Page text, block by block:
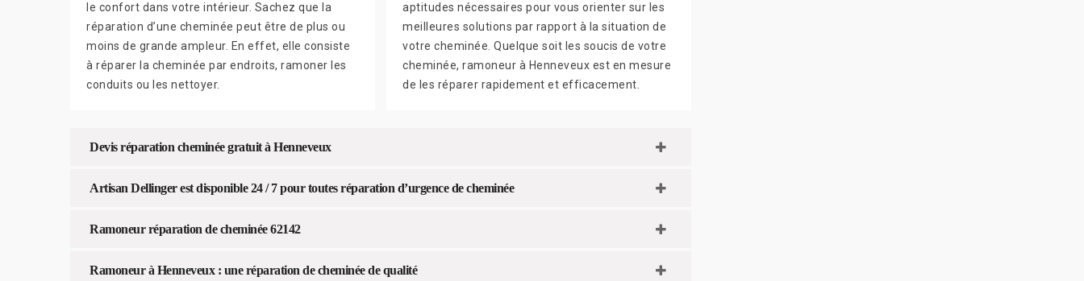
le confort dans votre intérieur. Sachez que la
réparation d’une cheminée peut être de plus ou
moins de grande ampleur. En effet, elle consiste
à réparer la cheminée par endroits, ramoner les
conduits ou les nettoyer.
aptitudes nécessaires pour vous orienter sur les
meilleures solutions par rapport à la situation de
votre cheminée. Quelque soit les soucis de votre
cheminée, ramoneur à Henneveux est en mesure
de les réparer rapidement et efficacement.
Devis réparation cheminée gratuit à Henneveux
Artisan Dellinger est disponible 24 / 7 pour toutes réparation d’urgence de cheminée
Ramoneur réparation de cheminée 62142
Ramoneur à Henneveux : une réparation de cheminée de qualité